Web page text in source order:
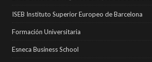
ISEB Instituto Superior Europeo de Barcelona
Formación Universitaria
Esneca Business School